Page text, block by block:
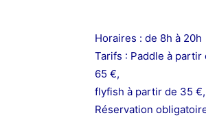
Horaires : de 8h à 20h
Tarifs : Paddle à
65 €,
flyfish à partir de 35
Réservation